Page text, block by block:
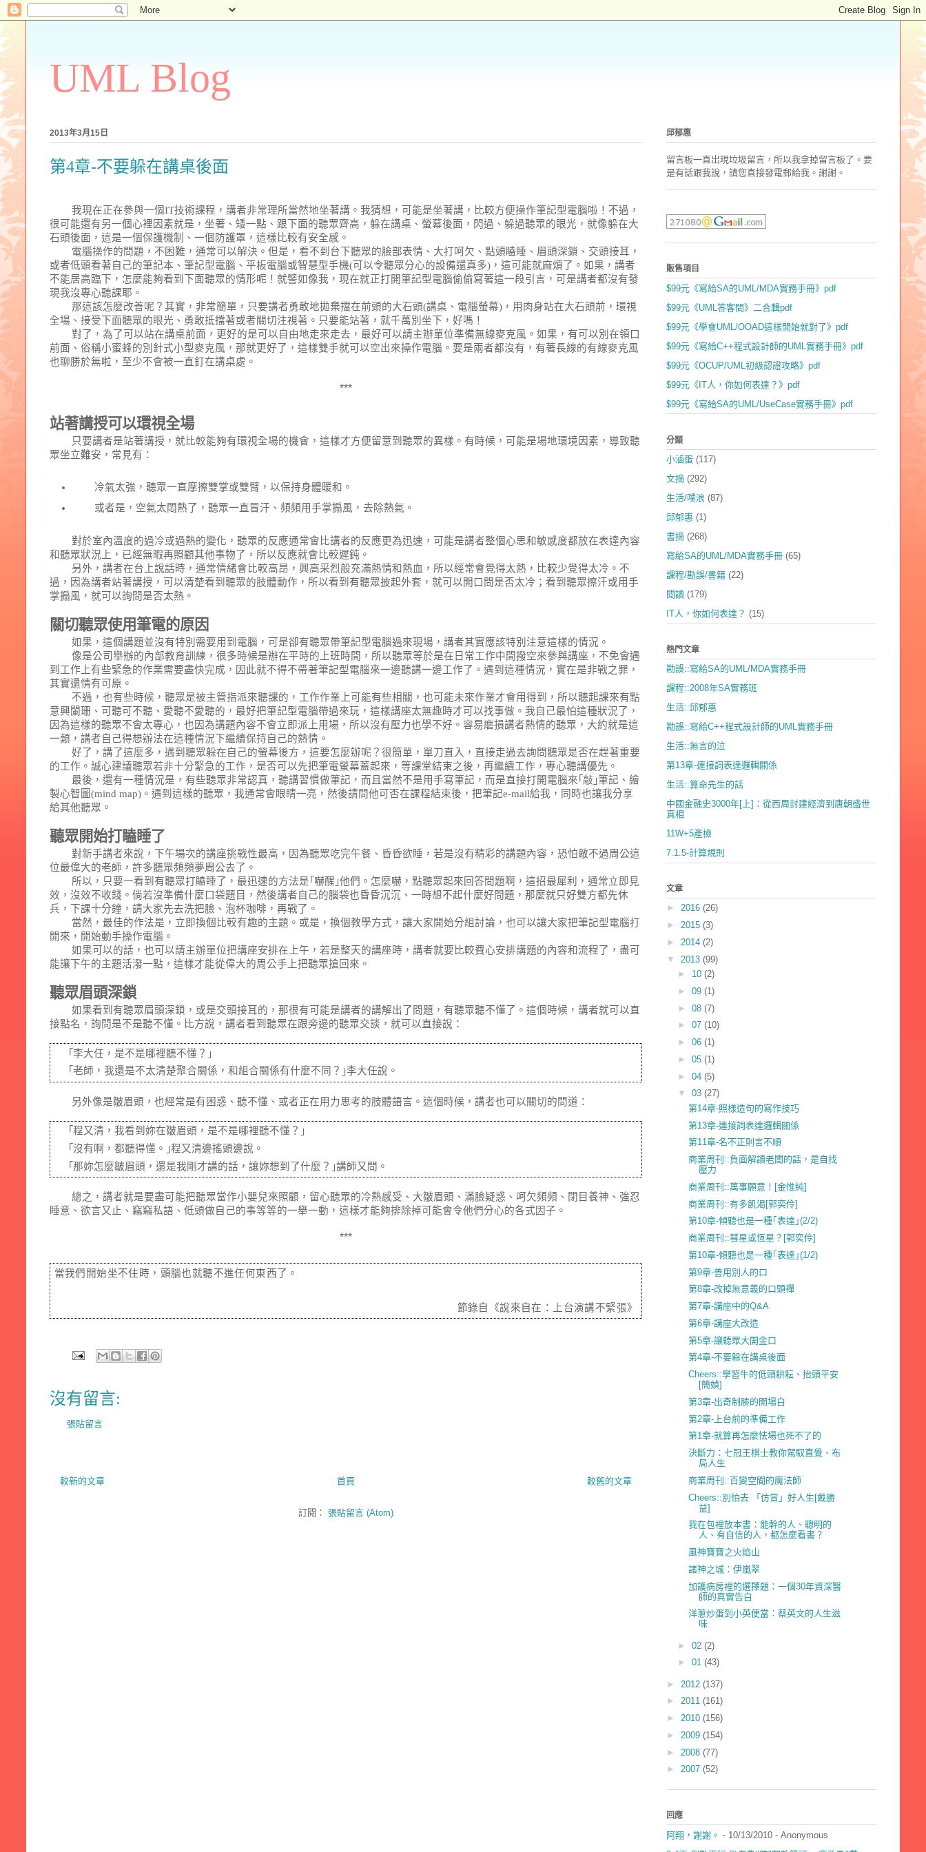
UML Blog
2013年3月15日
第4章-不要躲在講桌後面
我現在正在參與一個IT技術課程，講者非常理所當然地坐著講。我猜想，可能是坐著講，比較方便操作筆記型電腦啦！不過，
很可能還有另一個心裡因素就是，坐著、矮一點、跟下面的聽眾齊高，躲在講桌、螢幕後面，閃過、躲過聽眾的眼光，就像躲在大
石頭後面，這是一個保護機制、一個防護罩，這樣比較有安全感。
電腦操作的問題，不困難，通常可以解決。但是，看不到台下聽眾的臉部表情、大打呵欠、點頭瞌睡、眉頭深鎖、交頭接耳，
或者低頭看著自己的筆記本、筆記型電腦、平板電腦或智慧型手機(可以令聽眾分心的設備還真多) ，這可能就麻煩了。如果，講者
不能居高臨下，怎麼能夠看到下面聽眾的情形呢！就譬如像我，現在就正打開筆記型電腦偷偷寫著這一段引言，可是講者都沒有發
現我沒專心聽課耶。
那這該怎麼改善呢？其實，非常簡單，只要講者勇敢地拋棄擋在前頭的大石頭(講桌、電腦螢幕) ，用肉身站在大石頭前，環視
全場、接受下面聽眾的眼光、勇敢抵擋著或者關切注視著。只要能站著，就千萬別坐下，好嗎！
對了，為了可以站在講桌前面，更好的是可以自由地走來走去，最好可以請主辦單位準備無線麥克風。如果，有可以別在領口
前面、俗稱小蜜蜂的別針式小型麥克風，那就更好了，這樣雙手就可以空出來操作電腦。要是兩者都沒有，有著長線的有線麥克風
也聊勝於無啦，至少不會被一直釘在講桌處。
***
站著講授可以環視全場
只要講者是站著講授，就比較能夠有環視全場的機會，這樣才方便留意到聽眾的異樣。有時候，可能是場地環境因素，導致聽
眾坐立難安，常見有：
冷氣太強，聽眾一直摩擦雙掌或雙臂，以保持身體暖和。
或者是，空氣太悶熱了，聽眾一直冒汗、頻頻用手掌搧風，去除熱氣。
對於室內溫度的過冷或過熱的變化，聽眾的反應通常會比講者的反應更為迅速，可能是講者整個心思和敏感度都放在表達內容
和聽眾狀況上，已經無暇再照顧其他事物了，所以反應就會比較遲鈍。
另外，講者在台上說話時，通常情緒會比較高昂，興高采烈般充滿熱情和熱血，所以經常會覺得太熱，比較少覺得太冷。不
過，因為講者站著講授，可以清楚看到聽眾的肢體動作，所以看到有聽眾披起外套，就可以開口問是否太冷；看到聽眾擦汗或用手
掌搧風，就可以詢問是否太熱。
關切聽眾使用筆電的原因
如果，這個講題並沒有特別需要用到電腦，可是卻有聽眾帶筆記型電腦過來現場，講者其實應該特別注意這樣的情況。
像是公司舉辦的內部教育訓練，很多時候是辦在平時的上班時間，所以聽眾等於是在日常工作中間撥空來參與講座，不免會遇
到工作上有些緊急的作業需要盡快完成，因此就不得不帶著筆記型電腦來一邊聽講一邊工作了。遇到這種情況，實在是非戰之罪，
其實還情有可原。
不過，也有些時候，聽眾是被主管指派來聽課的，工作作業上可能有些相關，也可能未來作業才會用得到，所以聽起課來有點
意興闌珊、可聽可不聽、愛聽不愛聽的，最好把筆記型電腦帶過來玩，這樣講座太無趣時才可以找事做。我自己最怕這種狀況了，
因為這樣的聽眾不會太專心，也因為講題內容不會立即派上用場，所以沒有壓力也學不好。容易磨損講者熱情的聽眾，大約就是這
一類，講者自己得想辦法在這種情況下繼續保持自己的熱情。
好了，講了這麼多，遇到聽眾躲在自己的螢幕後方，這要怎麼辦呢？很簡單，單刀直入，直接走過去詢問聽眾是否在趕著重要
的工作。誠心建議聽眾若非十分緊急的工作，是否可以先把筆電螢幕蓋起來，等課堂結束之後，再繼續工作，專心聽講優先。
最後，還有一種情況是，有些聽眾非常認真，聽講習慣做筆記，而且當然不是用手寫筆記，而是直接打開電腦來｢敲｣筆記、繪
製心智圖(mind map) 。遇到這樣的聽眾，我通常會眼睛一亮，然後請問他可否在課程結束後，把筆記e-mail給我，同時也讓我分享
給其他聽眾。
聽眾開始打瞌睡了
對新手講者來說，下午場次的講座挑戰性最高，因為聽眾吃完午餐、昏昏欲睡，若是沒有精彩的講題內容，恐怕敵不過周公這
位最偉大的老師，許多聽眾頻頻夢周公去了。
所以，只要一看到有聽眾打瞌睡了，最迅速的方法是｢嚇醒｣他們。怎麼嚇，點聽眾起來回答問題啊，這招最犀利，通常立即見
效，沒效不收錢。倘若沒準備什麼口袋題目，然後講者自己的腦袋也昏昏沉沉、一時想不起什麼好問題，那麼就只好雙方都先休
兵，下課十分鐘，請大家先去洗把臉、泡杯咖啡，再戰了。
當然，最佳的作法是，立即換個比較有趣的主題。或是，換個教學方式，讓大家開始分組討論，也可以讓大家把筆記型電腦打
開來，開始動手操作電腦。
如果可以的話，也可以請主辦單位把講座安排在上午，若是整天的講座時，講者就要比較費心安排講題的內容和流程了，盡可
能讓下午的主題活潑一點，這樣才能從偉大的周公手上把聽眾搶回來。
聽眾眉頭深鎖
如果看到有聽眾眉頭深鎖，或是交頭接耳的，那很有可能是講者的講解出了問題，有聽眾聽不懂了。這個時候，講者就可以直
接點名，詢問是不是聽不懂。比方說，講者看到聽眾在跟旁邊的聽眾交談，就可以直接說：
｢李大任，是不是哪裡聽不懂？｣
｢老師，我還是不太清楚聚合關係，和組合關係有什麼不同？｣李大任說。
另外像是皺眉頭，也經常是有困惑、聽不懂、或者正在用力思考的肢體語言。這個時候，講者也可以關切的問道：
｢程又清，我看到妳在皺眉頭，是不是哪裡聽不懂？｣
｢沒有啊，都聽得懂。｣程又清邊搖頭邊說。
｢那妳怎麼皺眉頭，還是我剛才講的話，讓妳想到了什麼？｣講師又問。
總之，講者就是要盡可能把聽眾當作小嬰兒來照顧，留心聽眾的冷熱感受、大皺眉頭、滿臉疑惑、呵欠頻頻、閉目養神、強忍
睡意、欲言又止、竊竊私語、低頭做自己的事等等的一舉一動，這樣才能夠排除掉可能會令他們分心的各式因子。
***
當我們開始坐不住時，頭腦也就聽不進任何東西了。
節錄自 《說來自在：上台演講不緊張》
沒有留言:
張貼留言
較新的文章 較舊的文章
首頁
訂閱： 張貼留言 (Atom)
邱郁惠
留言板一直出現垃圾留言，所以我拿掉留言板了。要
是有話跟我說，請您直接發電郵給我。謝謝。
販售項目
$99元《寫給SA的UML/MDA實務手冊》pdf
$99元《UML答客問》二合輯pdf
$99元《學會UML/OOAD這樣開始就對了》pdf
$99元《寫給C++程式設計師的UML實務手冊》pdf
$99元《OCUP/UML初級認證攻略》pdf
$99元《IT人，你如何表達？》pdf
$99元《寫給SA的UML/UseCase實務手冊》pdf
分類
小滷蛋 (117)
文摘 (292)
生活/噗浪 (87)
邱郁惠 (1)
書摘 (268)
寫給SA的UML/MDA實務手冊 (65)
課程/勘誤/書籍 (22)
閱讀 (179)
IT人，你如何表達？ (15)
熱門文章
勘誤::寫給SA的UML/MDA實務手冊
課程::2008年SA實務班
生活::邱郁惠
勘誤::寫給C++程式設計師的UML實務手冊
生活::無言的泣
第13章-連接詞表達邏輯關係
生活::算命先生的話
中國金融史3000年[上]：從西周封建經濟到唐朝盛世
真相
11W+5產檢
7.1.5-計算規則
文章
► 2016 (26)
► 2015 (3)
► 2014 (2)
▼ 2013 (99)
► 10 (2)
► 09 (1)
► 08 (7)
► 07 (10)
► 06 (1)
► 05 (1)
► 04 (5)
▼ 03 (27)
第14章-照樣造句的寫作技巧
第13章-連接詞表達邏輯關係
第11章-名不正則言不順
商業周刊::負面解讀老闆的話，是自找
壓力
商業周刊::萬事願意！[金惟純]
商業周刊::有多飢渴[郭奕伶]
第10章-傾聽也是一種｢表達｣(2/2)
商業周刊::彗星或恆星？[郭奕伶]
第10章-傾聽也是一種｢表達｣(1/2)
第9章-善用別人的口
第8章-改掉無意義的口頭禪
第7章-講座中的Q&A
第6章-講座大改造
第5章-讓聽眾大開金口
第4章-不要躲在講桌後面
Cheers::學習牛的低頭耕耘、抬頭平安
[簡媜]
第3章-出奇制勝的開場白
第2章-上台前的準備工作
第1章-就算再怎麼怯場也死不了的
決斷力：七冠王棋士教你駕馭直覺、布
局人生
商業周刊::百變空間的魔法師
Cheers::別怕去 「仿冒」好人生[戴勝
益]
我在包裡放本書：能幹的人、聰明的
人、有自信的人，都怎麼看書？
風神寶寶之火焰山
諸神之城：伊嵐翠
加護病房裡的選擇題：一個30年資深醫
師的真實告白
洋蔥炒蛋到小英便當：蔡英文的人生滋
味
► 02 (2)
► 01 (43)
► 2012 (137)
► 2011 (161)
► 2010 (156)
► 2009 (154)
► 2008 (77)
► 2007 (52)
回應
阿翔，謝謝。 - 10/13/2010 - Anonymous